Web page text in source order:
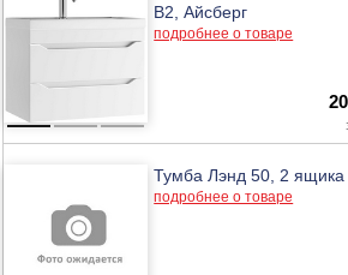
В2, Айсберг
подробнее о товаре
Тумба Лэнд 50, 2
подробнее о товаре